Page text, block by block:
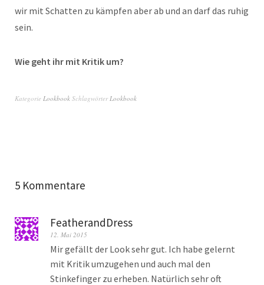
wir mit Schatten zu kämpfen aber ab und an darf das ruhig
sein.
Wie geht ihr mit Kritik um?
Kategorie Lookbook SchlagwörterLookbook
5 Kommentare
FeatherandDress
12. Mai 2015
Mir gefällt der Look sehr gut. Ich habe gelernt
mit Kritik umzugehen und auch mal den
Stinkefinger zu erheben. Natürlich sehr oft